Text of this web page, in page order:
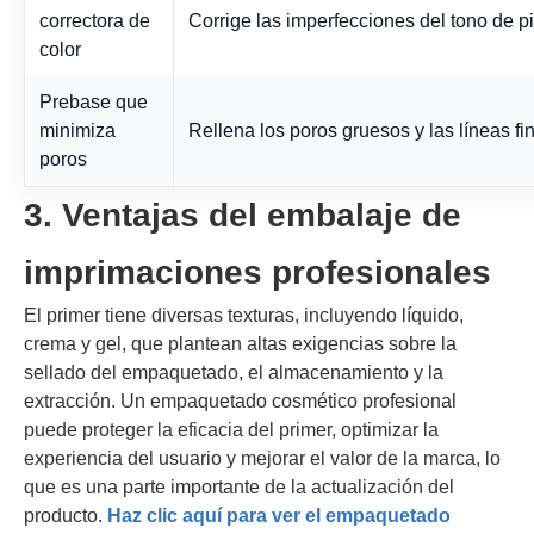
correctora de
color
Corrige las imperfecciones del tono de
Prebase que
minimiza
poros
Rellena los poros gruesos y las líneas
3. Ventajas del embalaje de
imprimaciones profesionales
El primer tiene diversas texturas, incluyendo líquido,
crema y gel, que plantean altas exigencias sobre la
sellado del empaquetado, el almacenamiento y la
extracción. Un empaquetado cosmético profesional
puede proteger la eficacia del primer, optimizar la
experiencia del usuario y mejorar el valor de la marca, lo
que es una parte importante de la actualización del
producto. Haz clic aquí para ver el empaquetado